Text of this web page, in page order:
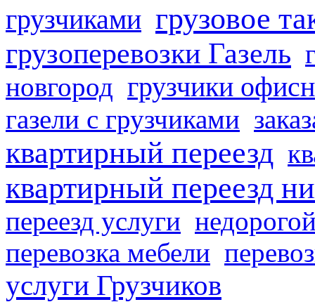
грузчиками грузовое
грузоперевозки Газель
новгород грузчики
газели с грузчиками
квартирный переезд
квартирный переезд
переезд услуги
перевозка мебели
услуги Грузчиков